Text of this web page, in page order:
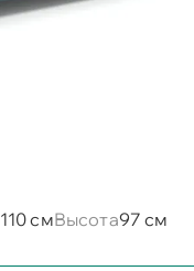
110 смВысота97 см